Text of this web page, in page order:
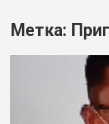
Метка: